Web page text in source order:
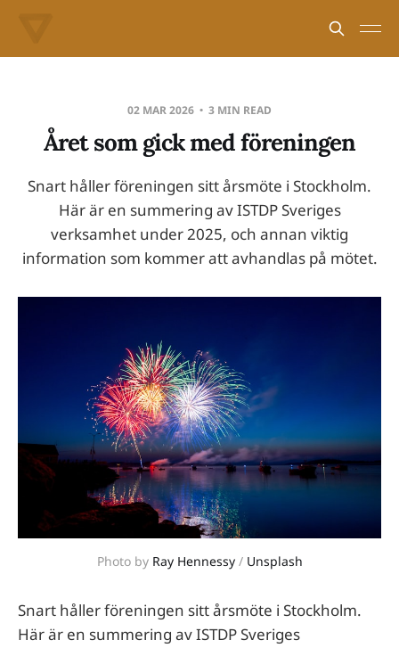
02 MAR 2026 3 MIN READ
Året som gick med föreningen
Snart håller föreningen sitt årsmöte i Stockholm.
Här är en summering av ISTDP Sveriges
verksamhet under 2025, och annan viktig
information som kommer att avhandlas på mötet.
Photo by Ray Hennessy / Unsplash
Snart håller föreningen sitt årsmöte i Stockholm.
Här är en summering av ISTDP Sveriges